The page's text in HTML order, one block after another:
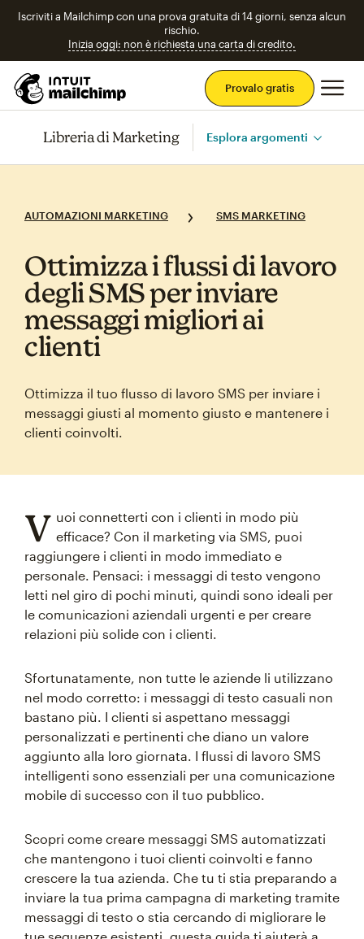
Iscriviti a Mailchimp con una prova gratuita di 14 giorni, senza alcun
rischio.
Inizia oggi: non è richiesta una carta di credito.
Provalo gratis
Libreria di Marketing Esplora argomenti
AUTOMAZIONI MARKETING SMS MARKETING
Ottimizza i flussi di lavoro
degli SMS per inviare
messaggi migliori ai
clienti
Ottimizza il tuo flusso di lavoro SMS per inviare i
messaggi giusti al momento giusto e mantenere i
clienti coinvolti.
V uoi connetterti con i clienti in modo più
efficace? Con il marketing via SMS, puoi
raggiungere i clienti in modo immediato e
personale. Pensaci: i messaggi di testo vengono
letti nel giro di pochi minuti, quindi sono ideali per
le comunicazioni aziendali urgenti e per creare
relazioni più solide con i clienti.
Sfortunatamente, non tutte le aziende li utilizzano
nel modo corretto: i messaggi di testo casuali non
bastano più. I clienti si aspettano messaggi
personalizzati e pertinenti che diano un valore
aggiunto alla loro giornata. I flussi di lavoro SMS
intelligenti sono essenziali per una comunicazione
mobile di successo con il tuo pubblico.
Scopri come creare messaggi SMS automatizzati
che mantengono i tuoi clienti coinvolti e fanno
crescere la tua azienda. Che tu ti stia preparando a
inviare la tua prima campagna di marketing tramite
messaggi di testo o stia cercando di migliorare le